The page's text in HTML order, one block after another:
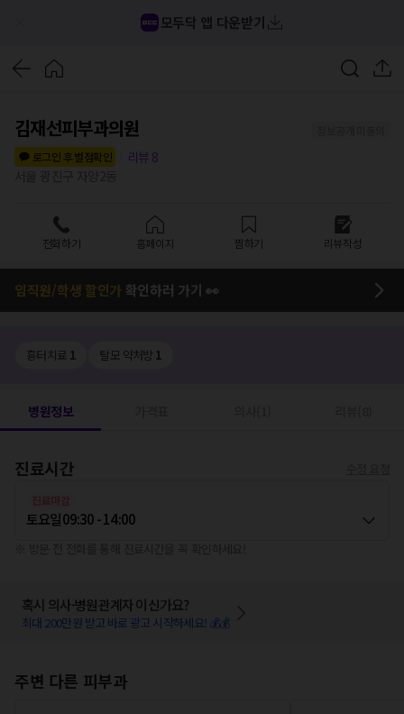
모두닥 앱 다운받기
김재선피부과의원
로그인 후 별점확인
리뷰 8
전화하기 홈페이지 찜하기 리뷰작성
임직원/학생 할인가 확인하러 가기 👀
흉터치료 1 탈모 약처방 1
병원정보
진료시간
토요일09:30 - 14:00
혹시 의사·병원관계자 이신가요?
최대 200만원 받고 바로 광고 시작하세요! 💰💰
주변 다른 피부과